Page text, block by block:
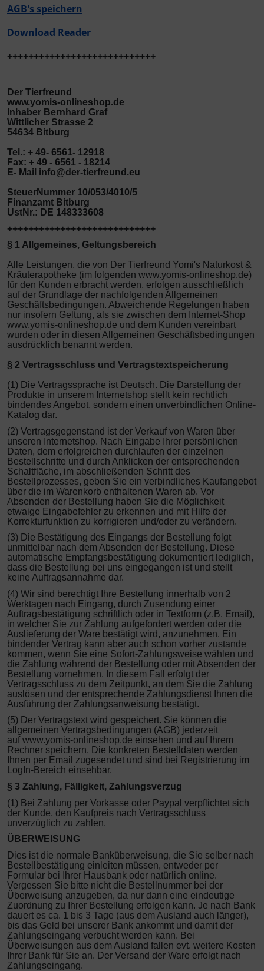
AGB's speichern
Download Reader
++++++++++++++++++++++++++++
Der Tierfreund
www.yomis-onlineshop.de
Inhaber Bernhard Graf
Wittlicher Strasse 2
54634 Bitburg
Tel.: + 49- 6561- 12918
Fax: + 49 - 6561 - 18214
E- Mail info@der-tierfreund.eu
SteuerNummer 10/053/4010/5
Finanzamt Bitburg
UstNr.: DE 148333608
++++++++++++++++++++++++++++
§ 1 Allgemeines, Geltungsbereich
Alle Leistungen, die von Der Tierfreund Yomi's Naturkost &
Kräuterapotheke (im folgenden www.yomis-onlineshop.de)
für den Kunden erbracht werden, erfolgen ausschließlich
auf der Grundlage der nachfolgenden Allgemeinen
Geschäftsbedingungen. Abweichende Regelungen haben
nur insofern Geltung, als sie zwischen dem Internet-Shop
www.yomis-onlineshop.de und dem Kunden vereinbart
wurden oder in diesen Allgemeinen Geschäftsbedingungen
ausdrücklich benannt werden.
§ 2 Vertragsschluss und Vertragstextspeicherung
(1) Die Vertragssprache ist Deutsch. Die Darstellung der
Produkte in unserem Internetshop stellt kein rechtlich
bindendes Angebot, sondern einen unverbindlichen Online-
Katalog dar.
(2) Vertragsgegenstand ist der Verkauf von Waren über
unseren Internetshop. Nach Eingabe Ihrer persönlichen
Daten, dem erfolgreichen durchlaufen der einzelnen
Bestellschritte und durch Anklicken der entsprechenden
Schaltfläche, im abschließenden Schritt des
Bestellprozesses, geben Sie ein verbindliches Kaufangebot
über die im Warenkorb enthaltenen Waren ab. Vor
Absenden der Bestellung haben Sie die Möglichkeit
etwaige Eingabefehler zu erkennen und mit Hilfe der
Korrekturfunktion zu korrigieren und/oder zu verändern.
(3) Die Bestätigung des Eingangs der Bestellung folgt
unmittelbar nach dem Absenden der Bestellung. Diese
automatische Empfangsbestätigung dokumentiert lediglich,
dass die Bestellung bei uns eingegangen ist und stellt
keine Auftragsannahme dar.
(4) Wir sind berechtigt Ihre Bestellung innerhalb von 2
Werktagen nach Eingang, durch Zusendung einer
Auftragsbestätigung schriftlich oder in Textform (z.B. Email),
in welcher Sie zur Zahlung aufgefordert werden oder die
Auslieferung der Ware bestätigt wird, anzunehmen. Ein
bindender Vertrag kann aber auch schon vorher zustande
kommen, wenn Sie eine Sofort-Zahlungsweise wählen und
die Zahlung während der Bestellung oder mit Absenden der
Bestellung vornehmen. In diesem Fall erfolgt der
Vertragsschluss zu dem Zeitpunkt, an dem Sie die Zahlung
auslösen und der entsprechende Zahlungsdienst Ihnen die
Ausführung der Zahlungsanweisung bestätigt.
(5) Der Vertragstext wird gespeichert. Sie können die
allgemeinen Vertragsbedingungen (AGB) jederzeit
auf www.yomis-onlineshop.de einsehen und auf Ihrem
Rechner speichern. Die konkreten Bestelldaten werden
Ihnen per Email zugesendet und sind bei Registrierung im
LogIn-Bereich einsehbar.
§ 3 Zahlung, Fälligkeit, Zahlungsverzug
(1) Bei Zahlung per Vorkasse oder Paypal verpflichtet sich
der Kunde, den Kaufpreis nach Vertragsschluss
unverzüglich zu zahlen.
ÜBERWEISUNG
Dies ist die normale Banküberweisung, die Sie selber nach
Bestellbestätigung einleiten müssen, entweder per
Formular bei Ihrer Hausbank oder natürlich online.
Vergessen Sie bitte nicht die Bestellnummer bei der
Überweisung anzugeben, da nur dann eine eindeutige
Zuordnung zu Ihrer Bestellung erfolgen kann. Je nach Bank
dauert es ca. 1 bis 3 Tage (aus dem Ausland auch länger),
bis das Geld bei unserer Bank ankommt und damit der
Zahlungseingang verbucht werden kann. Bei
Überweisungen aus dem Ausland fallen evt. weitere Kosten
Ihrer Bank für Sie an. Der Versand der Ware erfolgt nach
Zahlungseingang.
Rinti Sensible
Rinti Singlefleisch
Ungezieferschutz am Tier